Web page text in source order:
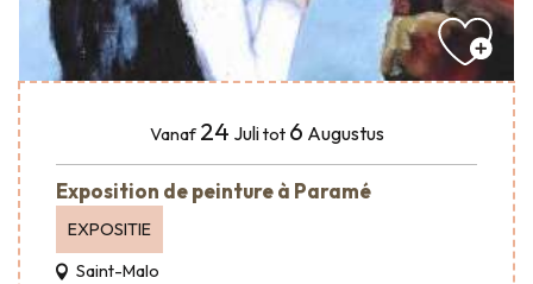
Vanaf 24 Julitot 6 Augustus
Exposition de peinture à Paramé
EXPOSITIE
Saint-Malo